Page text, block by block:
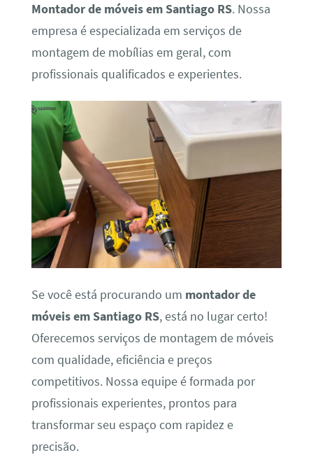
Montador de móveis em Santiago RS. Nossa
empresa é especializada em serviços de
montagem de mobílias em geral, com
profissionais qualificados e experientes.
Se você está procurando um montador de
móveis em Santiago RS, está no lugar certo!
Oferecemos serviços de montagem de móveis
com qualidade, eficiência e preços
competitivos. Nossa equipe é formada por
profissionais experientes, prontos para
transformar seu espaço com rapidez e
precisão.